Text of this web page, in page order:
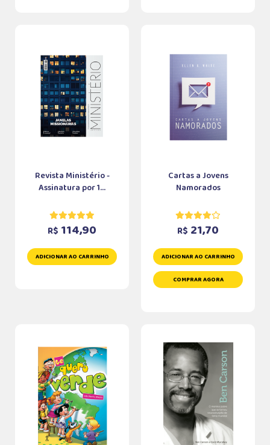
Revista Ministério -
Assinatura por 1...
R$ 114,90
ADICIONAR AO CARRINHO
Cartas a Jovens
Namorados
R$ 21,70
ADICIONAR AO CARRINHO
COMPRAR AGORA